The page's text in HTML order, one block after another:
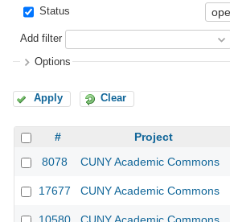
Status
Add filter
Options
Apply Clear
# Project
8078
CUNY Academic Commons
17677 CUNY Academic Commons